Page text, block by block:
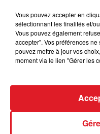
15 juillet 2026
VOLONTAIRE EN
Selon les premiers
à des prostituées
Vous pouvez accepter en
sélectionnant les finalités et/
Vous pouvez également
accepter". Vos préférences
pouvez mettre à jour vos
moment via le lien "Gérer les